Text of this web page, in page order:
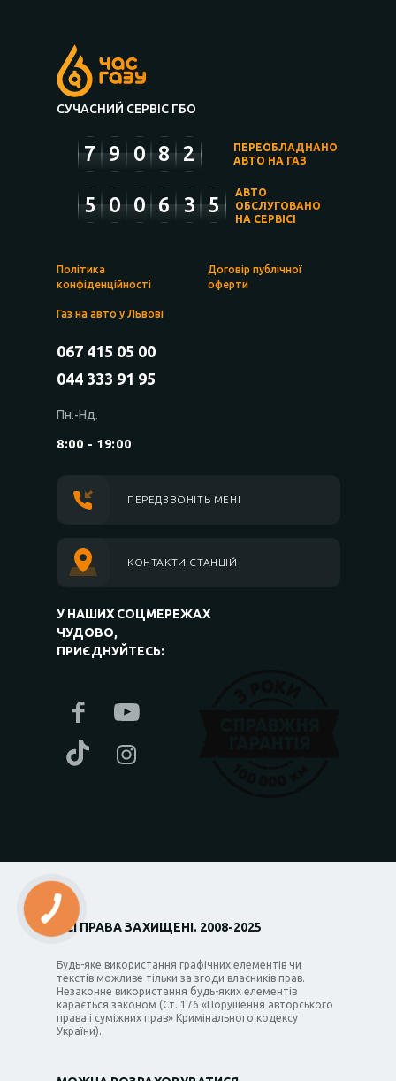
СУЧАСНИЙ СЕРВІС ГБО
7 9 0 8 2
ПЕРЕОБЛАДНАНО
АВТО НА ГАЗ
5 0 0 6 3 5
АВТО
ОБСЛУГОВАНО
НА СЕРВІСІ
Політика
конфіденційності
Договір публічної
оферти
Газ на авто у Львові
067 415 05 00
044 333 91 95
Пн.-Нд.
8:00 - 19:00
ПЕРЕДЗВОНІТЬ МЕНІ
КОНТАКТИ СТАНЦІЙ
У НАШИХ СОЦМЕРЕЖАХ
ЧУДОВО,
ПРИЄДНУЙТЕСЬ:
ВСІ ПРАВА ЗАХИЩЕНІ. 2008-2025
Будь-яке використання графічних елементів чи
текстів можливе тільки за згоди власників прав.
Незаконне використання будь-яких елементів
карається законом (Ст. 176 «Порушення авторського
права і суміжних прав» Кримінального кодексу
України).